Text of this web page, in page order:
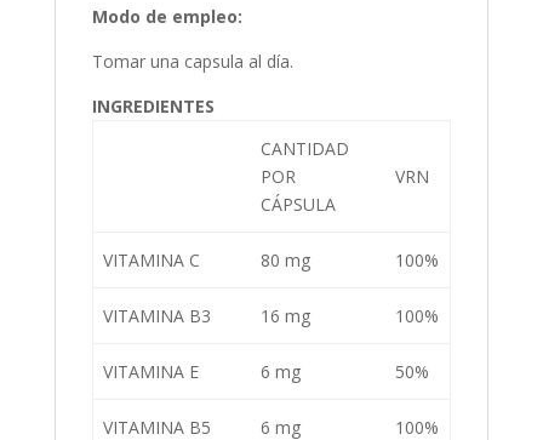
Modo de empleo:
Tomar una capsula al día.
INGREDIENTES
CANTIDAD
POR
CÁPSULA
VRN
VITAMINA C 80 mg 100%
VITAMINA B3 16 mg 100%
VITAMINA E 6 mg 50%
VITAMINA B5 6 mg 100%